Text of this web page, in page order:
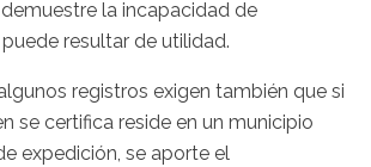
la incapacidad de
resultar de utilidad.
registros exigen también que si
se certifica reside en un municipio
expedición, se aporte el